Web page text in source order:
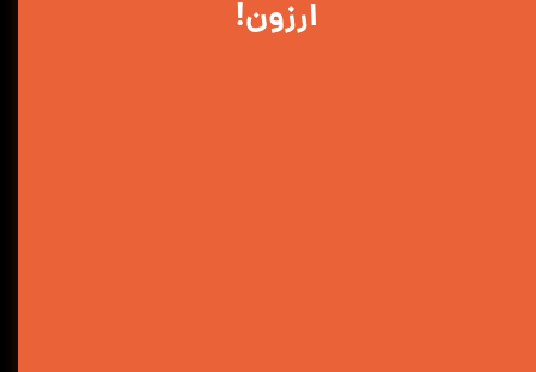
ارزون!